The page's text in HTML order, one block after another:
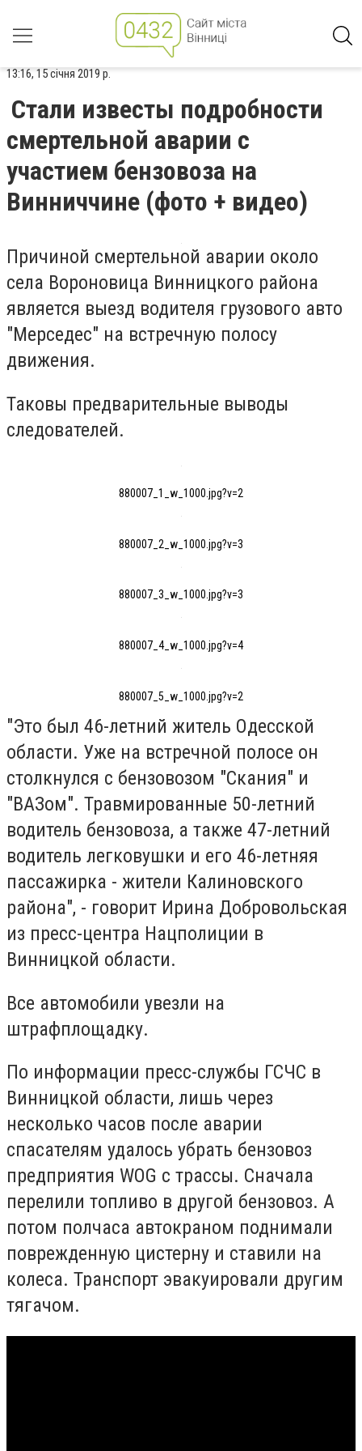
13:16, 15 січня 2019 р.
Стали известы подробности
смертельной аварии с
участием бензовоза на
Винниччине (фото + видео)
Причиной смертельной аварии около
села Вороновица Винницкого района
является выезд водителя грузового авто
"Мерседес" на встречную полосу
движения.
Таковы предварительные выводы
следователей.
880007_1_w_1000.jpg?v=2
880007_2_w_1000.jpg?v=3
880007_3_w_1000.jpg?v=3
880007_4_w_1000.jpg?v=4
880007_5_w_1000.jpg?v=2
"Это был 46-летний житель Одесской
области. Уже на встречной полосе он
столкнулся с бензовозом "Скания" и
"ВАЗом". Травмированные 50-летний
водитель бензовоза, а также 47-летний
водитель легковушки и его 46-летняя
пассажирка - жители Калиновского
района", - говорит Ирина Добровольская
из пресс-центра Нацполиции в
Винницкой области.
Все автомобили увезли на
штрафплощадку.
По информации пресс-службы ГСЧС в
Винницкой области, лишь через
несколько часов после аварии
спасателям удалось убрать бензовоз
предприятия WOG с трассы. Сначала
перелили топливо в другой бензовоз. А
потом полчаса автокраном поднимали
поврежденную цистерну и ставили на
колеса. Транспорт эвакуировали другим
тягачом.